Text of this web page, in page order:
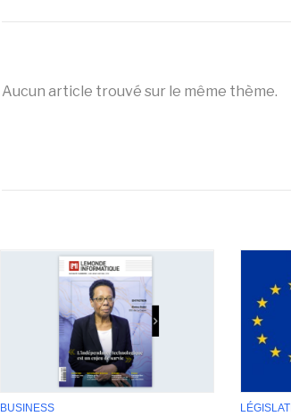
Aucun article trouvé sur le même thème.
BUSINESS